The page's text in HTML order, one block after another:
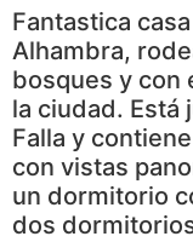
Fantastica
Alhambra,
bosques y con
la ciudad. Está
Falla y
con vistas
un dormitorio
dos